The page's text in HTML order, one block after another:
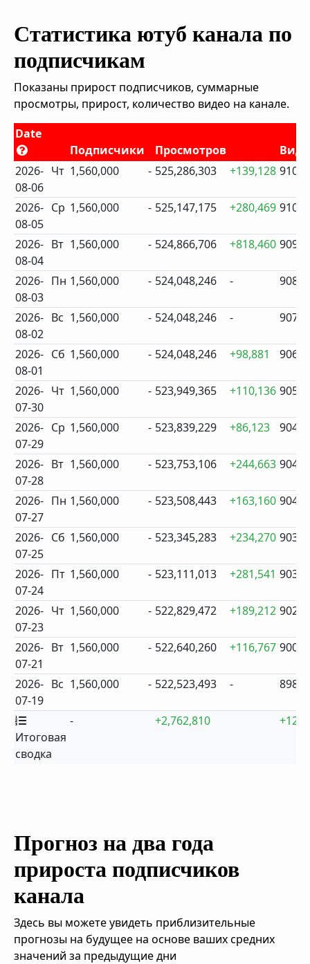
Статистика ютуб канала по
подписчикам
Показаны прирост подписчиков, суммарные
просмотры, прирост, количество видео на канале.
Date
Подписчики
Просмотров
2026-
08-06
Чт 1,560,000 - 525,286,303 +139,128 910
2026-
08-05
Ср 1,560,000 - 525,147,175 +280,469 910
2026-
08-04
Вт 1,560,000 - 524,866,706 +818,460 909
2026-
08-03
Пн 1,560,000 - 524,048,246 - 908
2026-
08-02
Вс 1,560,000 - 524,048,246 - 907
2026-
08-01
Сб 1,560,000 - 524,048,246 +98,881 906
2026-
07-30
Чт 1,560,000 - 523,949,365 +110,136 905
2026-
07-29
Ср 1,560,000 - 523,839,229 +86,123 904
2026-
07-28
Вт 1,560,000 - 523,753,106 +244,663 904
2026-
07-27
Пн 1,560,000 - 523,508,443 +163,160 904
2026-
07-25
Сб 1,560,000 - 523,345,283 +234,270 903
2026-
07-24
Пт 1,560,000 - 523,111,013 +281,541 903
2026-
07-23
Чт 1,560,000 - 522,829,472 +189,212 902
2026-
07-21
Вт 1,560,000 - 522,640,260 +116,767 900
2026-
07-19
Вс 1,560,000 - 522,523,493 - 898
Итоговая
сводка
- +2,762,810 +12
Прогноз на два года
прироста подписчиков
канала
Здесь вы можете увидеть приблизительные
прогнозы на будущее на основе ваших средних
значений за предыдущие дни